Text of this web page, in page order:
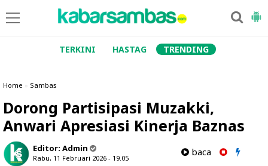
TERKINI HASTAG TRENDING
Home » Sambas
Dorong Partisipasi Muzakki,
Anwari Apresiasi Kinerja Baznas
Editor: Admin
Rabu, 11 Februari 2026 - 19.05
baca